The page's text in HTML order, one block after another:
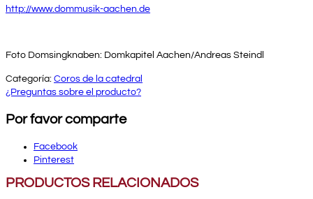
http://www.dommusik-aachen.de
Foto Domsingknaben: Domkapitel Aachen/Andreas Steindl
Categoría: Coros de la catedral
¿Preguntas sobre el producto?
Por favor comparte
Facebook
Pinterest
PRODUCTOS RELACIONADOS